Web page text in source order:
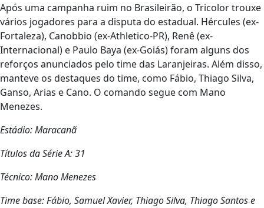
Após uma campanha ruim no Brasileirão, o Tricolor trouxe
vários jogadores para a disputa do estadual. Hércules (ex-
Fortaleza), Canobbio (ex-Athletico-PR), Renê (ex-
Internacional) e Paulo Baya (ex-Goiás) foram alguns dos
reforços anunciados pelo time das Laranjeiras. Além disso,
manteve os destaques do time, como Fábio, Thiago Silva,
Ganso, Arias e Cano. O comando segue com Mano
Menezes.
Estádio: Maracanã
Títulos da Série A: 31
Técnico: Mano Menezes
Time base: Fábio, Samuel Xavier, Thiago Silva, Thiago Santos e